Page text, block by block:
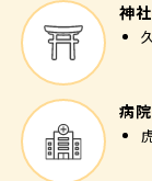
神社
病院